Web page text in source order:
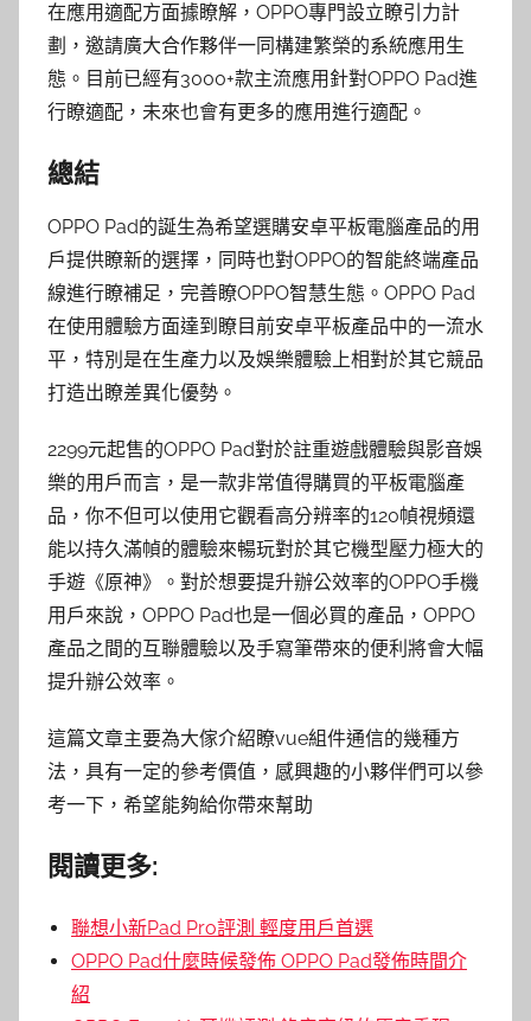
在應用適配方面據瞭解，OPPO專門設立瞭引力計
劃，邀請廣大合作夥伴⼀同構建繁榮的系統應用生
態。目前已經有3000+款主流應用針對OPPO Pad進
行瞭適配，未來也會有更多的應用進行適配。
總結
OPPO Pad的誕生為希望選購安卓平板電腦產品的用
戶提供瞭新的選擇，同時也對OPPO的智能終端產品
線進行瞭補足，完善瞭OPPO智慧生態。OPPO Pad
在使用體驗方面達到瞭目前安卓平板產品中的一流水
平，特別是在生產力以及娛樂體驗上相對於其它競品
打造出瞭差異化優勢。
2299元起售的OPPO Pad對於註重遊戲體驗與影音娛
樂的用戶而言，是一款非常值得購買的平板電腦產
品，你不但可以使用它觀看高分辨率的120幀視頻還
能以持久滿幀的體驗來暢玩對於其它機型壓力極大的
手遊《原神》。對於想要提升辦公效率的OPPO手機
用戶來說，OPPO Pad也是一個必買的產品，OPPO
產品之間的互聯體驗以及手寫筆帶來的便利將會大幅
提升辦公效率。
這篇文章主要為大傢介紹瞭vue組件通信的幾種方
法，具有一定的參考價值，感興趣的小夥伴們可以參
考一下，希望能夠給你帶來幫助
閱讀更多:
聯想小新Pad Pro評測 輕度用戶首選
OPPO Pad什麼時候發佈 OPPO Pad發佈時間介
紹